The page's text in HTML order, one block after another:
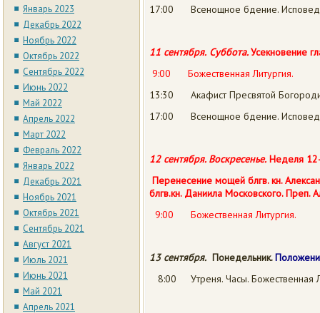
Январь 2023
Декабрь 2022
Ноябрь 2022
Октябрь 2022
Сентябрь 2022
Июнь 2022
Май 2022
Апрель 2022
Март 2022
Февраль 2022
Январь 2022
Декабрь 2021
Ноябрь 2021
Октябрь 2021
Сентябрь 2021
Август 2021
Июль 2021
Июнь 2021
Май 2021
Апрель 2021
17:00 Всенощное бдение.
11 сентября. Суббота.Усекновение
9:00 Божественная Литургия.
13:30 Акафист Пресвятой
17:00 Всенощное бдение.
12 сентября. Воскресенье. Неделя
Перенесение мощей блгв. кн.
блгв.кн. Даниила Московского. Преп.
9:00 Божественная Литургия.
13 сентября. Понедельник.
8:00 Утреня. Часы. Божественная